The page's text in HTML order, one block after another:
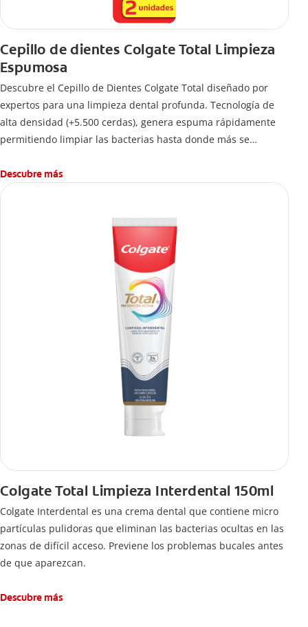
Cepillo de dientes Colgate Total Limpieza
Espumosa
Descubre el Cepillo de Dientes Colgate Total diseñado por
expertos para una limpieza dental profunda. Tecnología de
alta densidad (+5.500 cerdas), genera espuma rápidamente
permitiendo limpiar las bacterias hasta donde más se
Descubre más
Colgate Total Limpieza Interdental 150ml
Colgate Interdental es una crema dental que contiene micro
partículas pulidoras que eliminan las bacterias ocultas en las
zonas de difícil acceso. Previene los problemas bucales antes
de que aparezcan.
Descubre más